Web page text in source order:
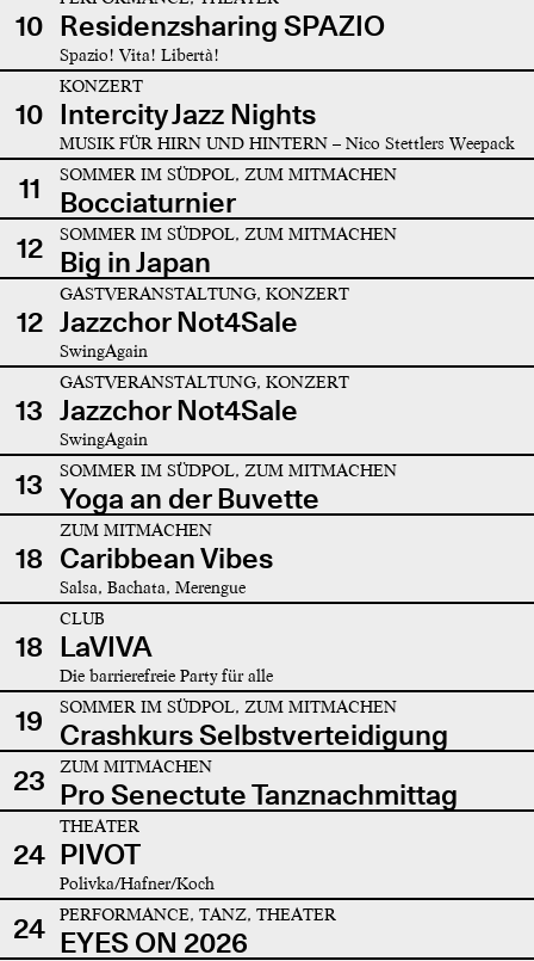
10 Residenzsharing SPAZIO
Spazio! Vita! Libertà!
10
KONZERT
Intercity Jazz Nights
MUSIK FÜR HIRN UND HINTERN – Nico Stettlers Weepack
11 SOMMER IM SÜDPOL, ZUM MITMACHEN
Bocciaturnier
12
SOMMER IM SÜDPOL, ZUM MITMACHEN
Big in Japan
12
GASTVERANSTALTUNG, KONZERT
Jazzchor Not4Sale
SwingAgain
13
GASTVERANSTALTUNG, KONZERT
Jazzchor Not4Sale
SwingAgain
13 SOMMER IM SÜDPOL, ZUM MITMACHEN
Yoga an der Buvette
18
ZUM MITMACHEN
Caribbean Vibes
Salsa, Bachata, Merengue
18
CLUB
LaVIVA
Die barrierefreie Party für alle
19 SOMMER IM SÜDPOL, ZUM MITMACHEN
Crashkurs Selbstverteidigung
23
ZUM MITMACHEN
Pro Senectute Tanznachmittag
24
THEATER
PIVOT
Polivka/Hafner/Koch
24 PERFORMANCE, TANZ, THEATER
EYES ON 2026